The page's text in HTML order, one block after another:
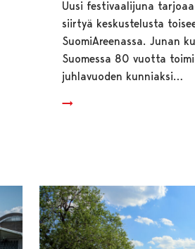
Uusi festivaalijuna
siirtyä keskustelusta
SuomiAreenassa. Junan
Suomessa 80 vuotta
juhlavuoden kunniaksi…